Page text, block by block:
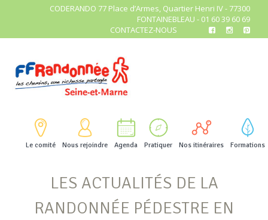
CODERANDO 77 Place d’Armes, Quartier Henri IV - 77300
FONTAINEBLEAU - 01 60 39 60 69
CONTACTEZ-NOUS
Le comité Nous rejoindre Agenda Pratiquer Nos itinéraires Formations
LES ACTUALITÉS DE LA
RANDONNÉE PÉDESTRE EN